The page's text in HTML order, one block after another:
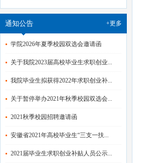
通知公告 +更多
学院2026年夏季校园双选会邀请函
关于我院2023届高校毕业生求职创业...
我院毕业生拟获得2022年求职创业补...
关于暂停举办2021年秋季校园双选会...
2021秋季校园招聘邀请函
安徽省2021年高校毕业生“三支一扶...
2021届毕业生求职创业补贴人员公示...